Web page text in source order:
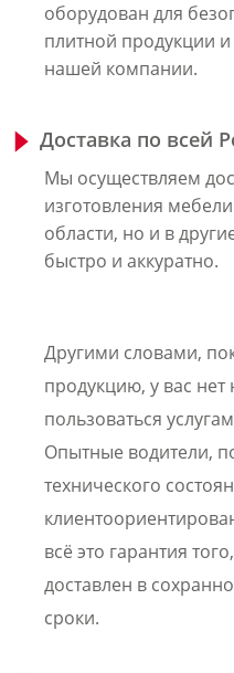
оборудован для
плитной продукции
нашей компании.
Доставка по всей
Мы осуществляем
изготовления
области, но и в
быстро и аккуратно.
Другими словами,
продукцию, у вас
пользоваться
Опытные водители,
технического
всё это гарантия
доставлен в
сроки.